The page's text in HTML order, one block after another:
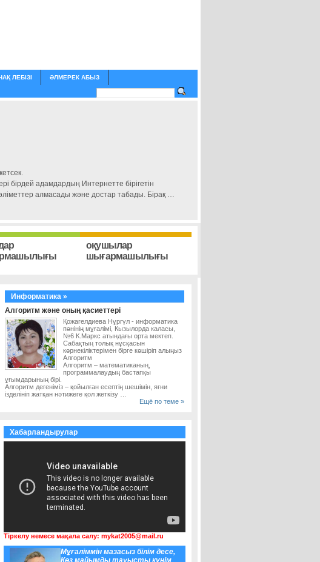
ЛЕБІЗІ ӘЛМЕРЕК АБЫЗ
бірдей адамдардың Интернетте бірігетін
алмасады және достар табады. Бірақ …
оқушылар
шығармашылығы
Информатика »
Алгоритм және оның қасиеттері
Қожагелдиева Нұргүл - информатика
пәнінің мұғалімі, Кызылорда каласы,
№6 К.Маркс атындағы орта мектеп.
Сабақтың толық нұсқасын
көрнекіліктерімен бірге көшіріп алыңыз
Алгоритм
Алгоритм – математиканың,
программалаудың бастапқы
ұғымдарының бірі.
Алгоритм дегеніміз – қойылған есептің шешімін, яғни
ізделініп жатқан нәтижеге қол жеткізу …
Ещё по теме »
Хабарландырулар
Тіркелу немесе мақала салу: mykat2005@mail.ru
Мұғаліммін мазасыз білім десе,
Көз майымды тауысты күнім